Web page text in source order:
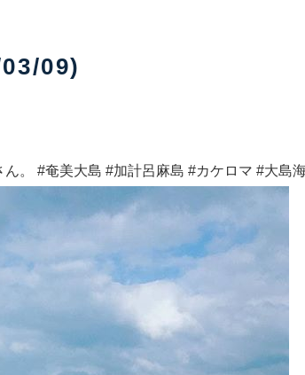
09)
。 #奄美大島 #加計呂麻島 #カケロマ #大島